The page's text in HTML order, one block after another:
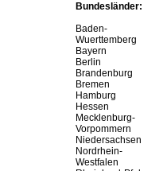
Bundesländer:
Baden-
Wuerttemberg
Bayern
Berlin
Brandenburg
Bremen
Hamburg
Hessen
Mecklenburg-
Vorpommern
Niedersachsen
Nordrhein-
Westfalen